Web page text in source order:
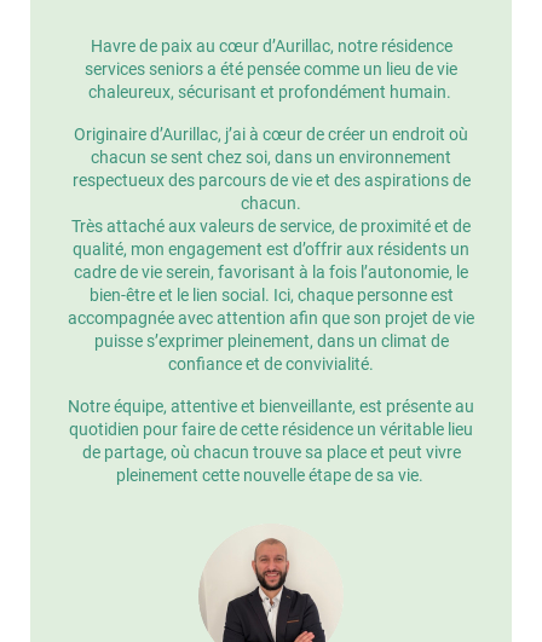
Havre de paix au cœur d’Aurillac, notre résidence
services seniors a été pensée comme un lieu de vie
chaleureux, sécurisant et profondément humain.
Originaire d’Aurillac, j’ai à cœur de créer un endroit où
chacun se sent chez soi, dans un environnement
respectueux des parcours de vie et des aspirations de
chacun.
Très attaché aux valeurs de service, de proximité et de
qualité, mon engagement est d’offrir aux résidents un
cadre de vie serein, favorisant à la fois l’autonomie, le
bien-être et le lien social. Ici, chaque personne est
accompagnée avec attention afin que son projet de vie
puisse s’exprimer pleinement, dans un climat de
confiance et de convivialité.
Notre équipe, attentive et bienveillante, est présente au
quotidien pour faire de cette résidence un véritable lieu
de partage, où chacun trouve sa place et peut vivre
pleinement cette nouvelle étape de sa vie.